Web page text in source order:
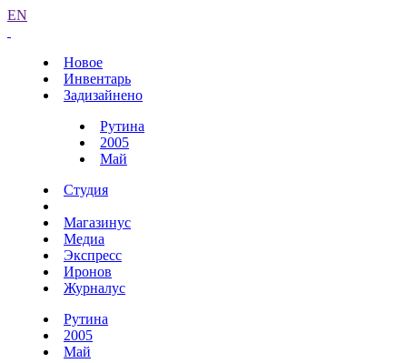
EN
Новое
Инвентарь
Задизайнено
Рутина
2005
Май
Студия
Магазинус
Медиа
Экспресс
Иронов
Журналус
Рутина
2005
Май